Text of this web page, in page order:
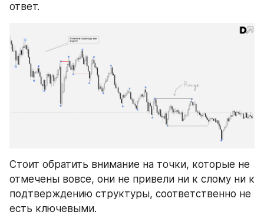
ответ.
Стоит обратить внимание на точки, которые не
отмечены вовсе, они не привели ни к слому ни к
подтверждению структуры, соответственно не
есть ключевыми.